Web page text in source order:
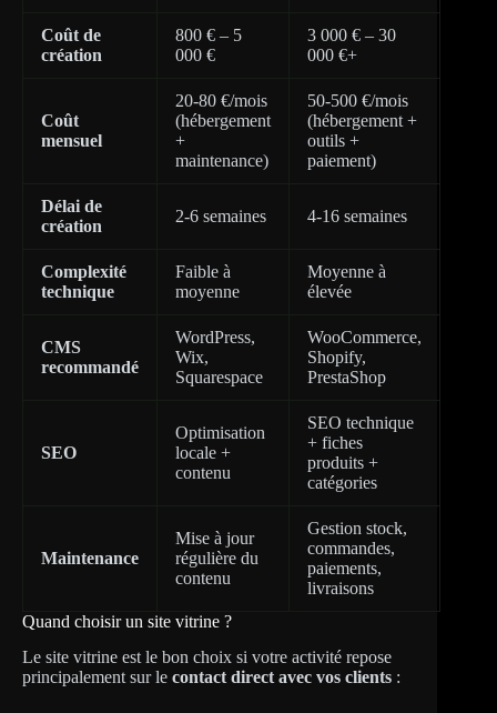
Coût de
création
800 € – 5
000 €
3 000 € – 30
000 €+
Coût
mensuel
20-80 €/mois
(hébergement
+
maintenance)
50-500 €/mois
(hébergement +
outils +
paiement)
Délai de
création
2-6 semaines 4-16 semaines
Complexité
technique
Faible à
moyenne
Moyenne à
élevée
CMS
recommandé
WordPress,
Wix,
Squarespace
WooCommerce,
Shopify,
PrestaShop
SEO
Optimisation
locale +
contenu
SEO technique
+ fiches
produits +
catégories
Maintenance
Mise à jour
régulière du
contenu
Gestion stock,
commandes,
paiements,
livraisons
Quand choisir un site vitrine ?
Le site vitrine est le bon choix si votre activité repose
principalement sur le contact direct avec vos clients :